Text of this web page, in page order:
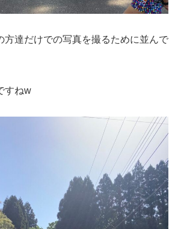
方達だけでの写真を撮るために並んで
すねw